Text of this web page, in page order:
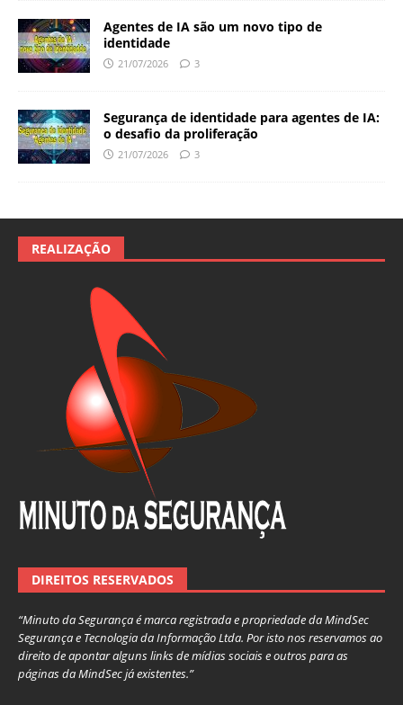
Agentes de IA são um novo tipo de
identidade
21/07/2026 3
Segurança de identidade para agentes de IA:
o desafio da proliferação
21/07/2026 3
REALIZAÇÃO
DIREITOS RESERVADOS
“Minuto da Segurança é marca registrada e propriedade da MindSec
Segurança e Tecnologia da Informação Ltda. Por isto nos reservamos ao
direito de apontar alguns links de mídias sociais e outros para as
páginas da MindSec já existentes.”